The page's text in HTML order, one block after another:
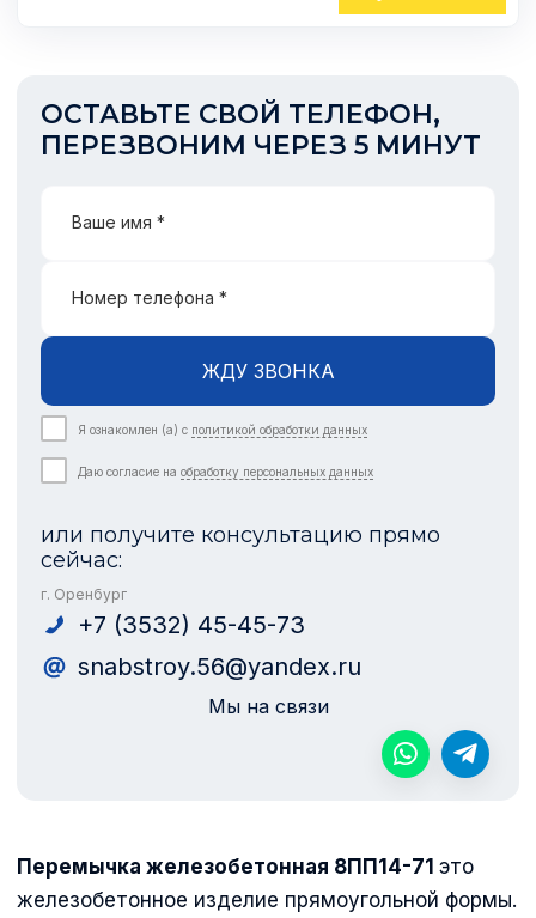
ОСТАВЬТЕ СВОЙ ТЕЛЕФОН,
ПЕРЕЗВОНИМ ЧЕРЕЗ 5 МИНУТ
Ваше имя *
Номер телефона *
ЖДУ ЗВОНКА
Я ознакомлен (а) с политикой обработки данных
Даю согласие на обработку персональных данных
или получите консультацию прямо
сейчас:
г. Оренбург
+7 (3532) 45-45-73
snabstroy.56@yandex.ru
Мы на связи
Перемычка железобетонная 8ПП14-71 это
железобетонное изделие прямоугольной формы.